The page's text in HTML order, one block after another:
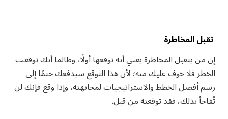
تقبل المخاطرة
إن من يتقبل المخاطرة يعني أنه توقعها أولًا، وطالما أنك توقعت
الخطر فلا خوف عليك منه؛ لأن هذا التوقع سيدفعك حتمًا إلى
رسم أفضل الخطط والاستراتيجيات لمجابهته، وإذا وقع فإنك لن
تُفاجأ بذلك، فقد توقعته من قبل.